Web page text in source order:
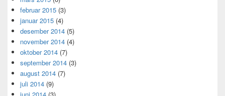
februar 2015 (3)
januar 2015 (4)
desember 2014 (5)
november 2014 (4)
oktober 2014 (7)
september 2014 (3)
august 2014 (7)
juli 2014 (9)